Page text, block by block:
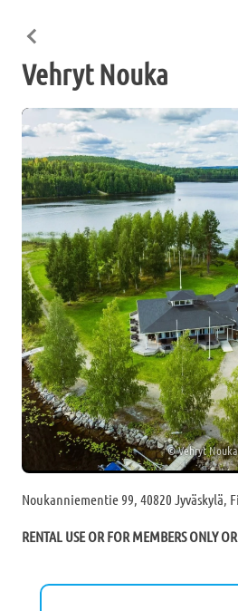
Vehryt Nouka
©Vehryt Nouka
Noukanniementie 99, 40820 Jyväskylä,
RENTAL USE OR FOR MEMBERS ONLY